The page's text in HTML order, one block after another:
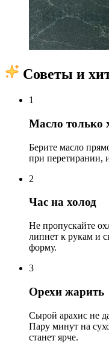
Советы и
1
Масло только
Берите масло
при перетирании,
2
Час на холод
Не пропускайте
липнет к рукам и
форму.
3
Орехи жарить
Сырой арахис не
Пару минут на
станет ярче.